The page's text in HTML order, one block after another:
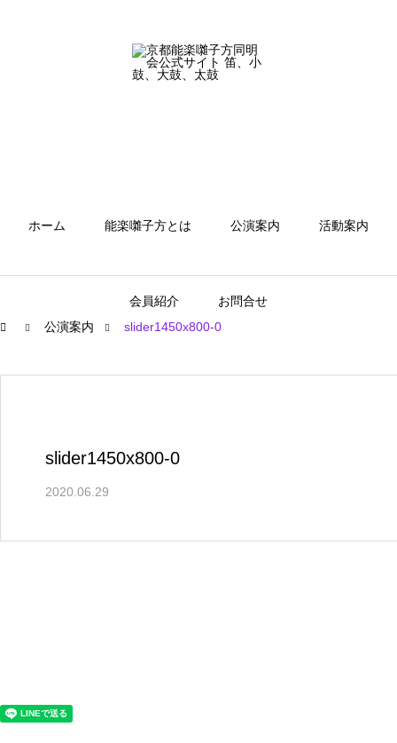
ホーム 能楽囃子方とは 公演案内 活動案内
会員紹介
お問合せ
公演案内
slider1450x800-0
slider1450x800-0
2020.06.29